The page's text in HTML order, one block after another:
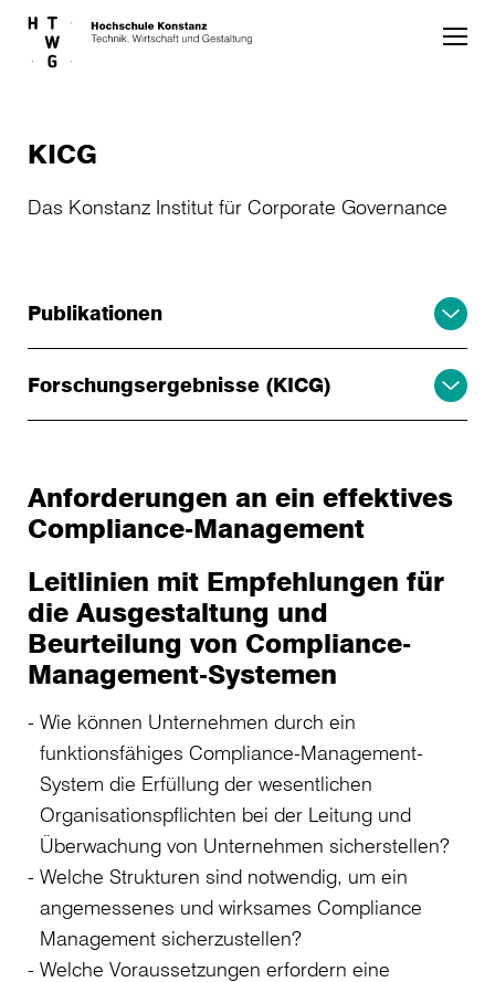
Skip to main content
KICG
Das Konstanz Institut für Corporate Governance
Publikationen
Forschungsergebnisse (KICG)
Anforderungen an ein effektives
Compliance-Management
Leitlinien mit Empfehlungen für
die Ausgestaltung und
Beurteilung von Compliance-
Management-Systemen
Wie können Unternehmen durch ein
funktionsfähiges Compliance-Management-
System die Erfüllung der wesentlichen
Organisationspflichten bei der Leitung und
Überwachung von Unternehmen sicherstellen?
Welche Strukturen sind notwendig, um ein
angemessenes und wirksames Compliance
Management sicherzustellen?
Welche Voraussetzungen erfordern eine